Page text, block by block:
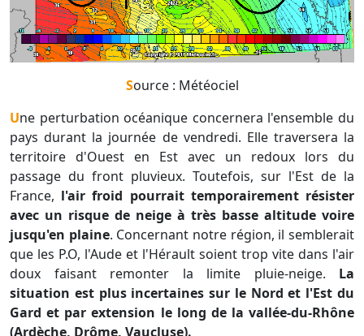
Source : Météociel
Une perturbation océanique concernera l'ensemble du
pays durant la journée de vendredi. Elle traversera la
territoire d'Ouest en Est avec un redoux lors du
passage du front pluvieux. Toutefois, sur l'Est de la
France, l'air froid pourrait temporairement résister
avec un risque de neige à très basse altitude voire
jusqu'en plaine. Concernant notre région, il semblerait
que les P.O, l'Aude et l'Hérault soient trop vite dans l'air
doux faisant remonter la limite pluie-neige. La
situation est plus incertaines sur le Nord et l'Est du
Gard et par extension le long de la vallée-du-Rhône
(Ardèche, Drôme, Vaucluse).